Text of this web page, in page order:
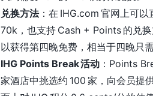
兑换方法：在 IHG.com 官网上可以
70k，也支持 Cash + Points 的兑
以获得第四晚免费，相当于四晚只
IHG Points Break 活动 ：Points
家酒店中挑选约 100 家，向会员提